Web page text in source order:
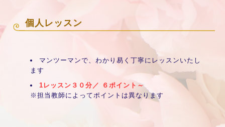
個人レッスン
マンツーマンで、わかり易く丁寧にレッスンいたし
ます
1レッスン３０分／ ６ポイント～
※担当教師によってポイントは異なります